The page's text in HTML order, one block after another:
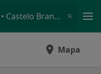
Transtornos Cognitivos • Castelo Branco, Castelo Branco
Mapa